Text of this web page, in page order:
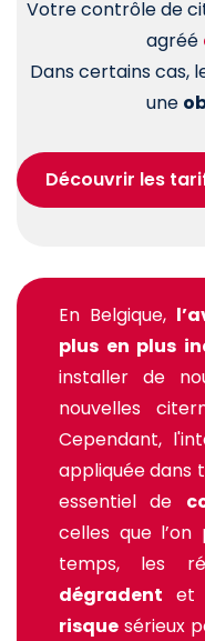
Votre contrôle de
agréé
Dans certains cas,
une
Découvrir les
En Belgique,
plus en plus
installer de
nouvelles
Cependant,
appliquée dans
essentiel de
celles que l’on
temps, les
dégradent et
risque sérieux